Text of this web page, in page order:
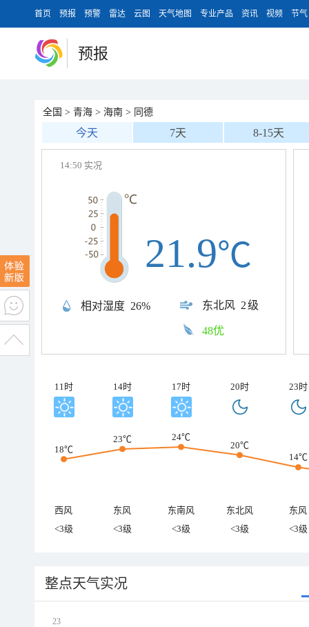
首页 预报 预警 雷达 云图 天气地图 专业产品 资讯 视频 节气
预报
全国 > 青海 > 海南 > 同德
今天 7天 8-15天
14:50 实况
相对湿度 26% 东北风 2级
21.9℃
48优
11时 14时 17时 20时 23时
18℃
23℃ 24℃
20℃
14℃
西风 东风 东南风 东北风
东风
<3级
<3级 <3级 <3级 <3级
整点天气实况
23